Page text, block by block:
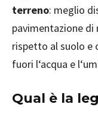
terreno: meglio
pavimentazione
rispetto al suolo e
fuori l‘acqua e
Qual è la